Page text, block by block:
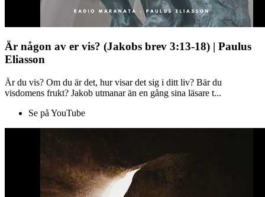
Är någon av er vis? (Jakobs brev 3:13-18) | Paulus
Eliasson
Är du vis? Om du är det, hur visar det sig i ditt liv? Bär du
visdomens frukt? Jakob utmanar än en gång sina läsare t...
Se på YouTube